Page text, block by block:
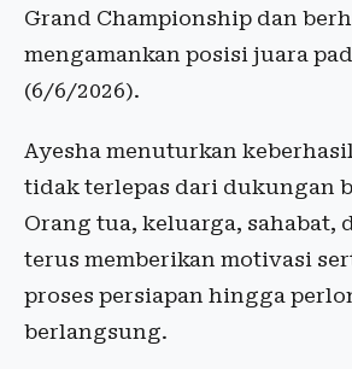
Grand Championship dan
mengamankan posisi juara
(6/6/2026).
Ayesha menuturkan
tidak terlepas dari dukungan
Orang tua, keluarga, sahabat,
terus memberikan motivasi
proses persiapan hingga
berlangsung.